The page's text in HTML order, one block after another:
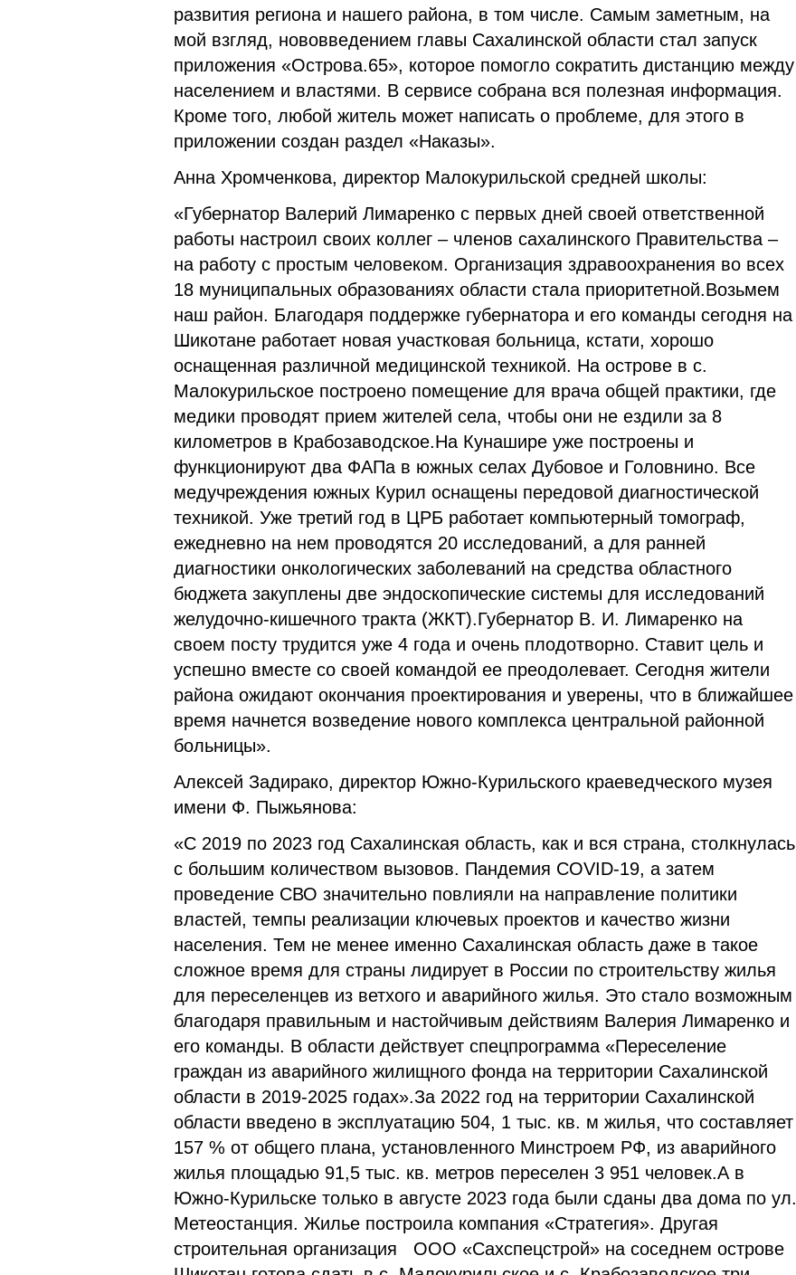
развития региона и нашего района, в том числе. Самым заметным, на
мой взгляд, нововведением главы Сахалинской области стал запуск
приложения «Острова.65», которое помогло сократить дистанцию между
населением и властями. В сервисе собрана вся полезная информация.
Кроме того, любой житель может написать о проблеме, для этого в
приложении создан раздел «Наказы».
Анна Хромченкова, директор Малокурильской средней школы:
«Губернатор Валерий Лимаренко с первых дней своей ответственной
работы настроил своих коллег – членов сахалинского Правительства –
на работу с простым человеком. Организация здравоохранения во всех
18 муниципальных образованиях области стала приоритетной.Возьмем
наш район. Благодаря поддержке губернатора и его команды сегодня на
Шикотане работает новая участковая больница, кстати, хорошо
оснащенная различной медицинской техникой. На острове в с.
Малокурильское построено помещение для врача общей практики, где
медики проводят прием жителей села, чтобы они не ездили за 8
километров в Крабозаводское.На Кунашире уже построены и
функционируют два ФАПа в южных селах Дубовое и Головнино. Все
медучреждения южных Курил оснащены передовой диагностической
техникой. Уже третий год в ЦРБ работает компьютерный томограф,
ежедневно на нем проводятся 20 исследований, а для ранней
диагностики онкологических заболеваний на средства областного
бюджета закуплены две эндоскопические системы для исследований
желудочно-кишечного тракта (ЖКТ).Губернатор В. И. Лимаренко на
своем посту трудится уже 4 года и очень плодотворно. Ставит цель и
успешно вместе со своей командой ее преодолевает. Сегодня жители
района ожидают окончания проектирования и уверены, что в ближайшее
время начнется возведение нового комплекса центральной районной
больницы».
Алексей Задирако, директор Южно-Курильского краеведческого музея
имени Ф. Пыжьянова:
«С 2019 по 2023 год Сахалинская область, как и вся страна, столкнулась
с большим количеством вызовов. Пандемия СOVID-19, а затем
проведение СВО значительно повлияли на направление политики
властей, темпы реализации ключевых проектов и качество жизни
населения. Тем не менее именно Сахалинская область даже в такое
сложное время для страны лидирует в России по строительству жилья
для переселенцев из ветхого и аварийного жилья. Это стало возможным
благодаря правильным и настойчивым действиям Валерия Лимаренко и
его команды. В области действует спецпрограмма «Переселение
граждан из аварийного жилищного фонда на территории Сахалинской
области в 2019-2025 годах».За 2022 год на территории Сахалинской
области введено в эксплуатацию 504, 1 тыс. кв. м жилья, что составляет
157 % от общего плана, установленного Минстроем РФ, из аварийного
жилья площадью 91,5 тыс. кв. метров переселен 3 951 человек.А в
Южно-Курильске только в августе 2023 года были сданы два дома по ул.
Метеостанция. Жилье построила компания «Стратегия». Другая
строительная организация ООО «Сахспецстрой» на соседнем острове